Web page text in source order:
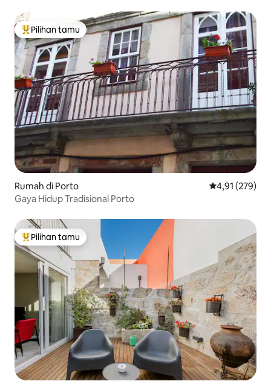
Pilihan tamu terpopuler
Pilihan tamu
Rumah di Porto Nilai rata-rata
4,91 (279)
Gaya Hidup Tradisional Porto
Pilihan tamu terpopuler
Pilihan tamu